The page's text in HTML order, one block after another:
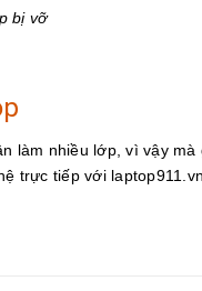
bị vỡ
làm nhiều lớp, vì vậy
trực tiếp với laptop911.vn